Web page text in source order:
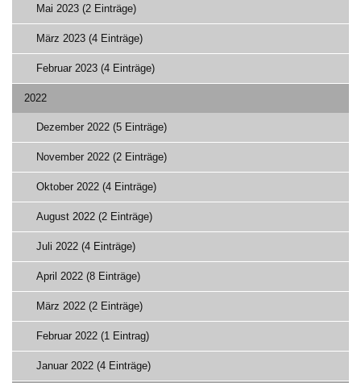
Mai 2023 (2 Einträge)
März 2023 (4 Einträge)
Februar 2023 (4 Einträge)
2022
Dezember 2022 (5 Einträge)
November 2022 (2 Einträge)
Oktober 2022 (4 Einträge)
August 2022 (2 Einträge)
Juli 2022 (4 Einträge)
April 2022 (8 Einträge)
März 2022 (2 Einträge)
Februar 2022 (1 Eintrag)
Januar 2022 (4 Einträge)